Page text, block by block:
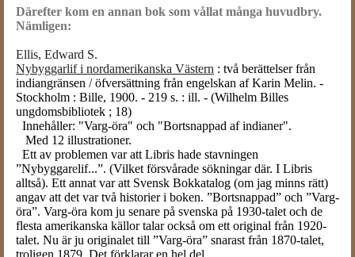
Därefter kom en annan bok som vållat många huvudbry.
Nämligen:
Ellis, Edward S.
Nybyggarlif i nordamerikanska Västern : två berättelser från
indiangränsen / öfversättning från engelskan af Karin Melin. -
Stockholm : Bille, 1900. - 219 s. : ill. - (Wilhelm Billes
ungdomsbibliotek ; 18)
Innehåller: "Varg-öra" och "Bortsnappad af indianer".
Med 12 illustrationer.
Ett av problemen var att Libris hade stavningen
”Nybyggarelif...”. (Vilket försvårade sökningar där. I Libris
alltså). Ett annat var att Svensk Bokkatalog (om jag minns rätt)
angav att det var två historier i boken. ”Bortsnappad” och ”Varg-
öra”. Varg-öra kom ju senare på svenska på 1930-talet och de
flesta amerikanska källor talar också om ett original från 1920-
talet. Nu är ju originalet till ”Varg-öra” snarast från 1870-talet,
troligen 1879. Det förklarar en hel del